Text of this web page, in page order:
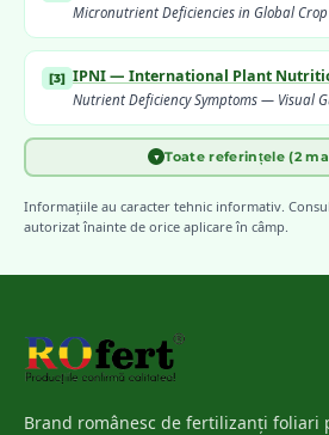
Micronutrient Deficiencies in Global
[3] IPNI — International Plant
Nutrient Deficiency Symptoms — Visual
INCDA Fundulea
din România
[5] Bergmann, W. (1992)
▼ Toate referințele (2
Informațiile au caracter tehnic informativ.
autorizat înainte de orice aplicare în câmp.
Brand românesc de fertilizanți foliari